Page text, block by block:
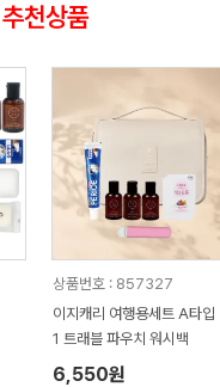
추천상품
상품번호 : 857327
이지캐리 여행용세트 A타
1 트래블 파우치 워시백
6,550원